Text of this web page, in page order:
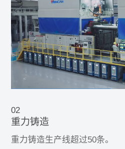
02
重力铸造
重力铸造生产线超过50条。